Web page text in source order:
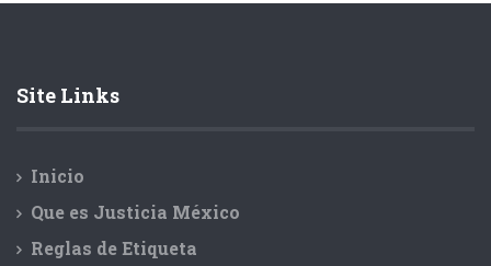
Site Links
Inicio
Que es Justicia México
Reglas de Etiqueta